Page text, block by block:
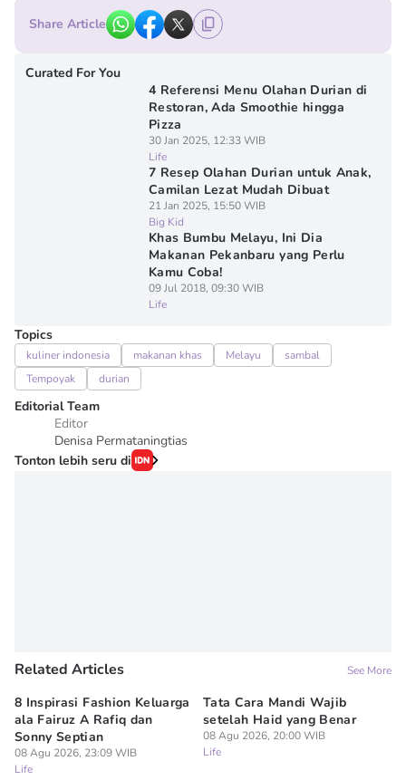
Share Article
Curated For You
4 Referensi Menu Olahan Durian di
Restoran, Ada Smoothie hingga
Pizza
30 Jan 2025, 12:33 WIB
Life
7 Resep Olahan Durian untuk Anak,
Camilan Lezat Mudah Dibuat
21 Jan 2025, 15:50 WIB
Big Kid
Khas Bumbu Melayu, Ini Dia
Makanan Pekanbaru yang Perlu
Kamu Coba!
09 Jul 2018, 09:30 WIB
Life
Topics
kuliner indonesia makanan khas Melayu
sambal
Tempoyak
durian
Editorial Team
Editor
Denisa Permataningtias
Tonton lebih seru di
Related Articles See More
8 Inspirasi Fashion Keluarga
ala Fairuz A Rafiq dan
Sonny Septian
08 Agu 2026, 23:09 WIB
Life
Tata Cara Mandi Wajib
setelah Haid yang Benar
08 Agu 2026, 20:00 WIB
Life